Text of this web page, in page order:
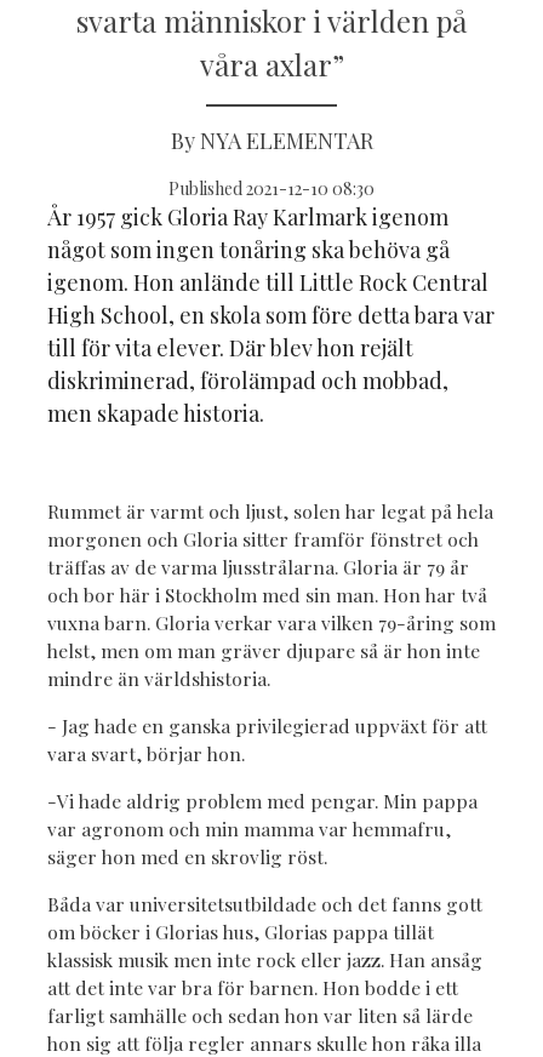
svarta människor i världen på
våra axlar”
By NYA ELEMENTAR
Published 2021-12-10 08:30
År 1957 gick Gloria Ray Karlmark igenom
något som ingen tonåring ska behöva gå
igenom. Hon anlände till Little Rock Central
High School, en skola som före detta bara var
till för vita elever. Där blev hon rejält
diskriminerad, förolämpad och mobbad,
men skapade historia.
Rummet är varmt och ljust, solen har legat på hela
morgonen och Gloria sitter framför fönstret och
träffas av de varma ljusstrålarna. Gloria är 79 år
och bor här i Stockholm med sin man. Hon har två
vuxna barn. Gloria verkar vara vilken 79-åring som
helst, men om man gräver djupare så är hon inte
mindre än världshistoria.
- Jag hade en ganska privilegierad uppväxt för att
vara svart, börjar hon.
-Vi hade aldrig problem med pengar. Min pappa
var agronom och min mamma var hemmafru,
säger hon med en skrovlig röst.
Båda var universitetsutbildade och det fanns gott
om böcker i Glorias hus, Glorias pappa tillät
klassisk musik men inte rock eller jazz. Han ansåg
att det inte var bra för barnen. Hon bodde i ett
farligt samhälle och sedan hon var liten så lärde
hon sig att följa regler annars skulle hon råka illa